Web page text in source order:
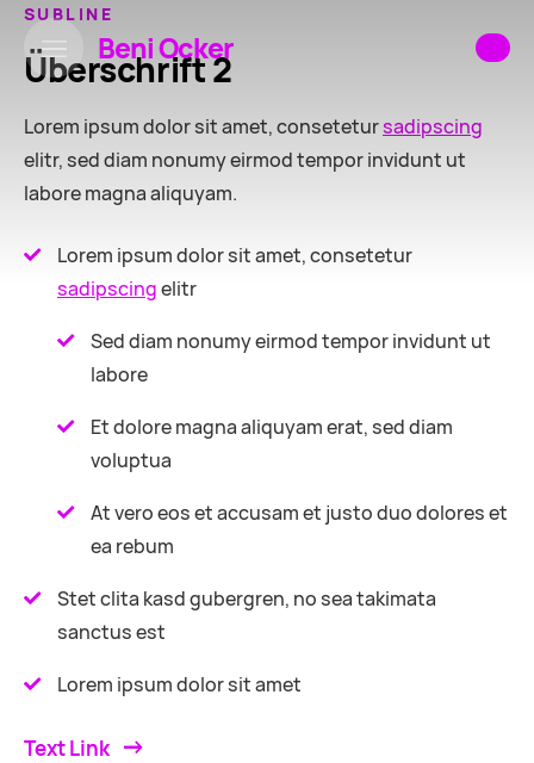
Beni Ocker
SUBLINE
Überschrift 2
Lorem ipsum dolor sit amet, consetetursadipscing
elitr, sed diam nonumy eirmod tempor invidunt ut
labore magna aliquyam.
Lorem ipsum dolor sit amet, consetetur
sadipscingelitr
Sed diam nonumy eirmod tempor invidunt ut
labore
Et dolore magna aliquyam erat, sed diam
voluptua
At vero eos et accusam et justo duo dolores et
ea rebum
Stet clita kasd gubergren, no sea takimata
sanctus est
Lorem ipsum dolor sit amet
Text Link